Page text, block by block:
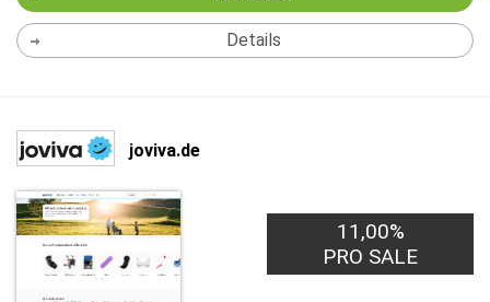
Details
joviva.de
11,00%
PRO SALE